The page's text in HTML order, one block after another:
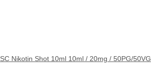
SC Nikotin Shot 10ml 10ml / 20mg / 50PG/50VG